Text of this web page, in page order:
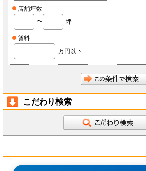
前項の措置により会員が損害を被った場合でも、当社はその
会員は当社が書面で承認する場合を除き、会員としての地位
ないものとします。
会員は、当社へ報告した自らに関する情報に変更が生じた場
の情報を当社へ報告するものとします。なお、本項の報告を
会員は、当社へ報告した自らに関する情報の変更を希望する
合、当社所定の手続きに従っておこなうものとします。
（以下「導入店」）から付与されたIDおよびパスワード(以
開示し、もしくは利用させてはならないものとします。
使用、不正使用等により会員に損害が生じた場合において
ん。
会員は、紛失、喪失、盗難、誤使用、不正使用等が発生した
た場合、またそのおそれがある場合、速やかに当社もしく
に従うものとします。
第4条（個人情報）
当社もしくは導入店は、会員から得た個人情報(以下「個人
者も含みます）、導入店、導入店の関連会社、本サービス
店舗坪数
〜
坪
賃料
万円以下
こだわり検索